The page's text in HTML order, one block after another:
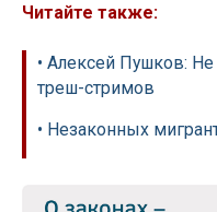
Читайте также:
• Алексей Пушков:
треш-стримов
• Незаконных